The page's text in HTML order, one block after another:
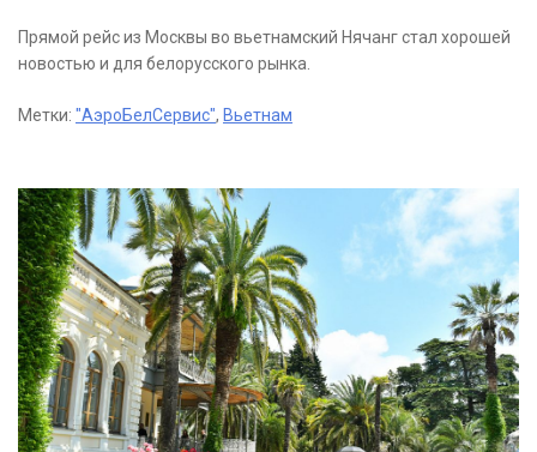
Прямой рейс из Москвы во вьетнамский Нячанг стал хорошей
новостью и для белорусского рынка.
Метки: "АэроБелСервис", Вьетнам